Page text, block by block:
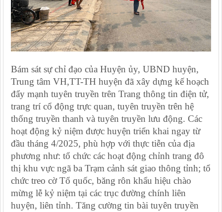
Bám sát sự chỉ đạo của Huyện ủy, UBND huyện,
Trung tâm VH,TT-TH huyện đã xây dựng kế hoạch
đẩy mạnh tuyên truyền trên Trang thông tin điện tử,
trang trí cổ động trực quan, tuyên truyền trên hệ
thống truyền thanh và tuyên truyền lưu động. Các
hoạt động kỷ niệm được huyện triển khai ngay từ
đầu tháng 4/2025, phù hợp với thực tiễn của địa
phương như: tổ chức các hoạt động chỉnh trang đô
thị khu vực ngã ba Trạm cảnh sát giao thông tỉnh; tổ
chức treo cờ Tổ quốc, băng rôn khẩu hiệu chào
mừng lễ kỷ niệm tại các trục đường chính liên
huyện, liên tỉnh. Tăng cường tin bài tuyên truyền